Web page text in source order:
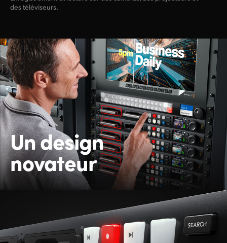
des téléviseurs.
Un design
novateur